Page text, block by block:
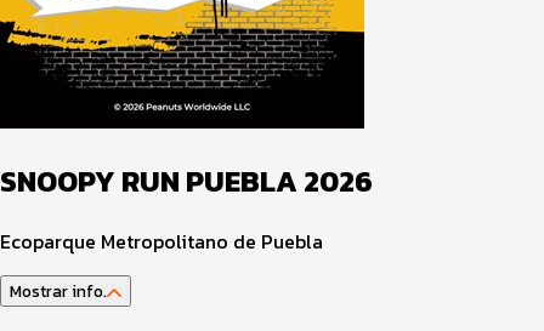
SNOOPY RUN PUEBLA 2026
Ecoparque Metropolitano de Puebla
Mostrar info.